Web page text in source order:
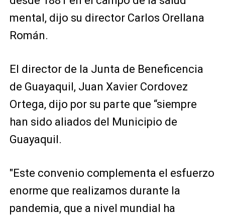
mental, dijo su director Carlos Orellana
Román.
El director de la Junta de Beneficencia
de Guayaquil, Juan Xavier Cordovez
Ortega, dijo por su parte que “siempre
han sido aliados del Municipio de
Guayaquil.
"Este convenio complementa el esfuerzo
enorme que realizamos durante la
pandemia, que a nivel mundial ha